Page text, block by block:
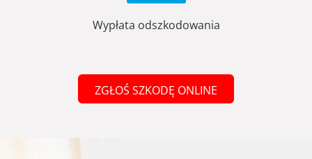
Wypłata odszkodowania
ZGŁOŚ SZKODĘ ONLINE